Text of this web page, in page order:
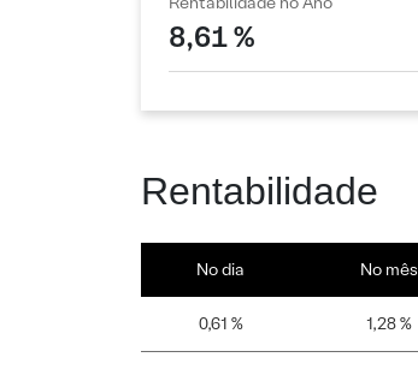
8,61 %
Rentabilidade
No dia No mês
0,61 % 1,28 %